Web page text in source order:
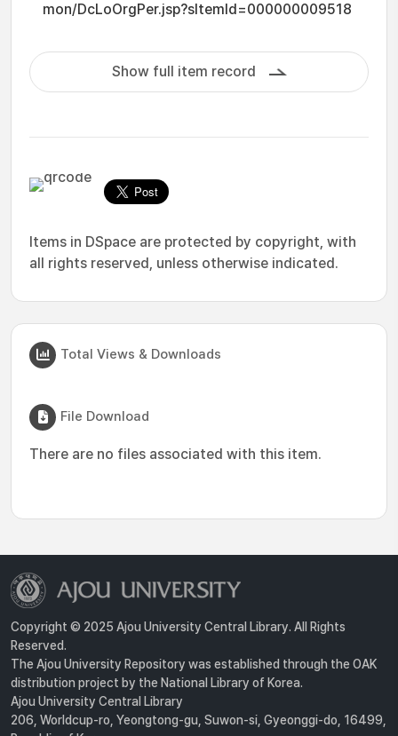
mon/DcLoOrgPer.jsp?sItemId=000000009518
Show full item record
Items in DSpace are protected by copyright, with
all rights reserved, unless otherwise indicated.
Total Views & Downloads
File Download
There are no files associated with this item.
Copyright © 2025 Ajou University Central Library. All Rights
Reserved.
The Ajou University Repository was established through the OAK
distribution project by the National Library of Korea.
Ajou University Central Library
206, Worldcup-ro, Yeongtong-gu, Suwon-si, Gyeonggi-do, 16499,